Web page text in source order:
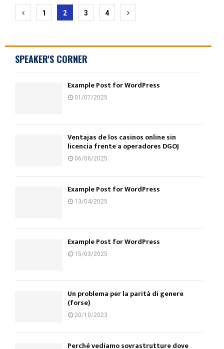
Paginazione
articoli
1 2 3 4
SPEAKER'S CORNER
Example Post for WordPress
01/07/2025
Ventajas de los casinos online sin
licencia frente a operadores DGOJ
06/06/2025
Example Post for WordPress
13/04/2025
Example Post for WordPress
15/03/2025
Un problema per la parità di genere
(forse)
20/10/2023
Perché vediamo sovrastrutture dove